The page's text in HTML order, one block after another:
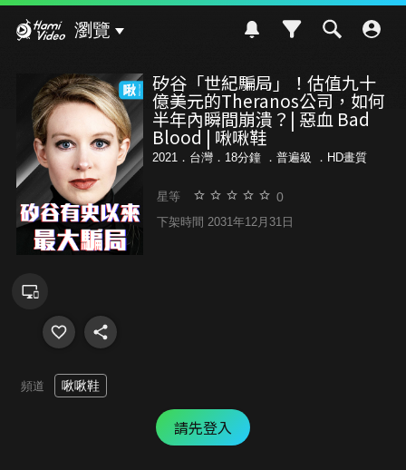
瀏覽
矽谷「世紀騙局」！估值九十
億美元的Theranos公司，如何
半年內瞬間崩潰？| 惡血 Bad
Blood | 啾啾鞋
2021．台灣．18分鐘 ． 普遍級 ．HD畫質
星等 0
下架時間 2031年12月31日
頻道 啾啾鞋
請先登入